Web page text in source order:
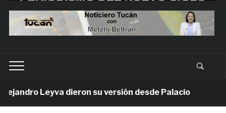
Leyva dieron su versión desde Palacio